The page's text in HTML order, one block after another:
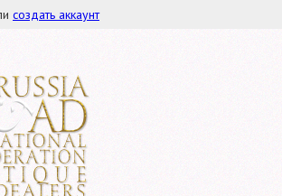
создать аккаунт